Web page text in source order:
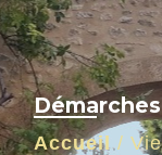
Accueil/